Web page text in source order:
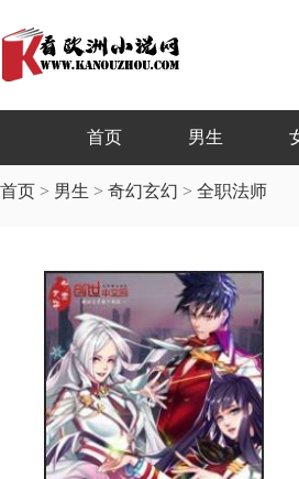
首页 男生
首页 > 男生 > 奇幻玄幻 > 全职法师